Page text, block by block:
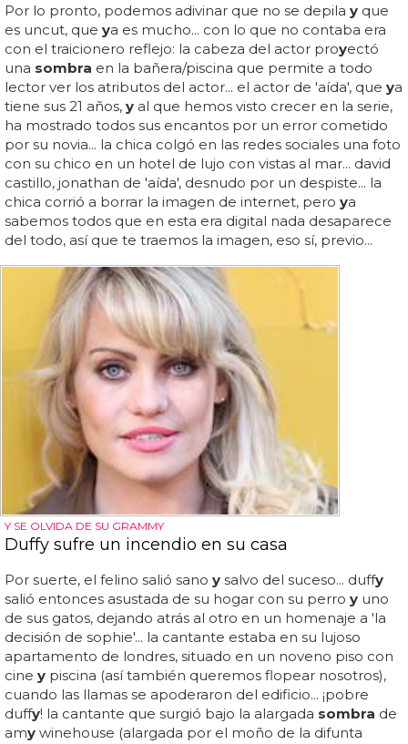
Por lo pronto, podemos adivinar que no se depila y que
es uncut, que ya es mucho... con lo que no contaba era
con el traicionero reflejo: la cabeza del actor proyectó
una sombra en la bañera/piscina que permite a todo
lector ver los atributos del actor... el actor de 'aída', que ya
tiene sus 21 años, y al que hemos visto crecer en la serie,
ha mostrado todos sus encantos por un error cometido
por su novia... la chica colgó en las redes sociales una foto
con su chico en un hotel de lujo con vistas al mar... david
castillo, jonathan de 'aída', desnudo por un despiste... la
chica corrió a borrar la imagen de internet, pero ya
sabemos todos que en esta era digital nada desaparece
del todo, así que te traemos la imagen, eso sí, previo...
Y SE OLVIDA DE SU GRAMMY
Duffy sufre un incendio en su casa
Por suerte, el felino salió sano y salvo del suceso... duffy
salió entonces asustada de su hogar con su perro y uno
de sus gatos, dejando atrás al otro en un homenaje a 'la
decisión de sophie'... la cantante estaba en su lujoso
apartamento de londres, situado en un noveno piso con
cine y piscina (así también queremos flopear nosotros),
cuando las llamas se apoderaron del edificio... ¡pobre
duffy! la cantante que surgió bajo la alargada sombra de
amy winehouse (alargada por el moño de la difunta